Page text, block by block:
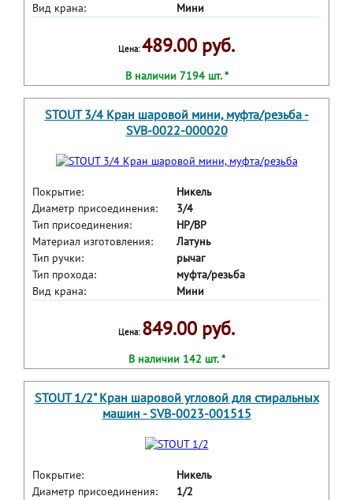
Вид крана:
Мини
Цена:489.00 руб.
В наличии 7194 шт. *
STOUT 3/4 Кран шаровой мини, муфта/резьба -
SVB-0022-000020
Покрытие:
Никель
Диаметр присоединения:
3/4
Тип присоединения:
HP/BP
Материал изготовления:
Латунь
Тип ручки:
рычаг
Тип прохода:
муфта/резьба
Вид крана:
Мини
Цена: 849.00 руб.
В наличии 142 шт. *
STOUT 1/2" Кран шаровой угловой для стиральных
машин - SVB-0023-001515
Покрытие:
Никель
Диаметр присоединения:
1/2